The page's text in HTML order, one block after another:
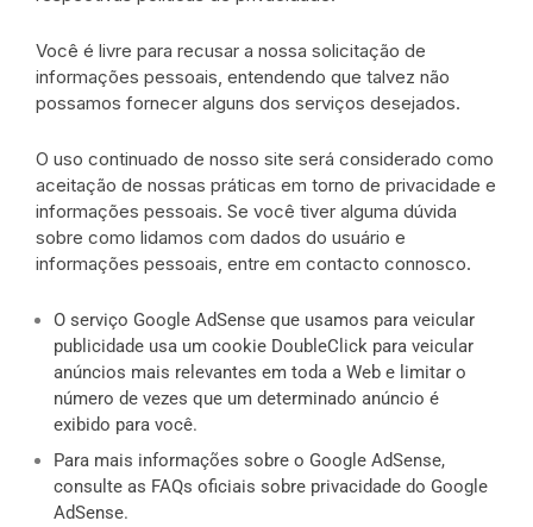
Você é livre para recusar a nossa solicitação de
informações pessoais, entendendo que talvez não
possamos fornecer alguns dos serviços desejados.
O uso continuado de nosso site será considerado como
aceitação de nossas práticas em torno de privacidade e
informações pessoais. Se você tiver alguma dúvida
sobre como lidamos com dados do usuário e
informações pessoais, entre em contacto connosco.
O serviço Google AdSense que usamos para veicular
publicidade usa um cookie DoubleClick para veicular
anúncios mais relevantes em toda a Web e limitar o
número de vezes que um determinado anúncio é
exibido para você.
Para mais informações sobre o Google AdSense,
consulte as FAQs oficiais sobre privacidade do Google
AdSense.